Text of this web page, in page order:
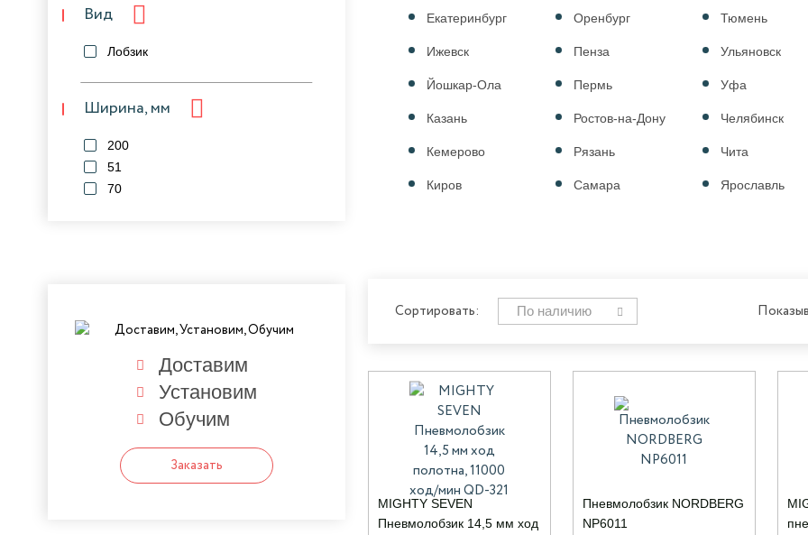
Вид
Лобзик
Ширина, мм
200
51
70
Доставим
Установим
Обучим
Заказать
Екатеринбург
Ижевск
Йошкар-Ола
Казань
Кемерово
Киров
Оренбург
Пенза
Пермь
Ростов-на-Дону
Рязань
Самара
Тюмень
Ульяновск
Уфа
Челябинск
Чита
Ярославль
Сортировать: По наличию
MIGHTY SEVEN
Пневмолобзик 14,5 мм ход
Пневмолобзик NORDBERG
NP6011